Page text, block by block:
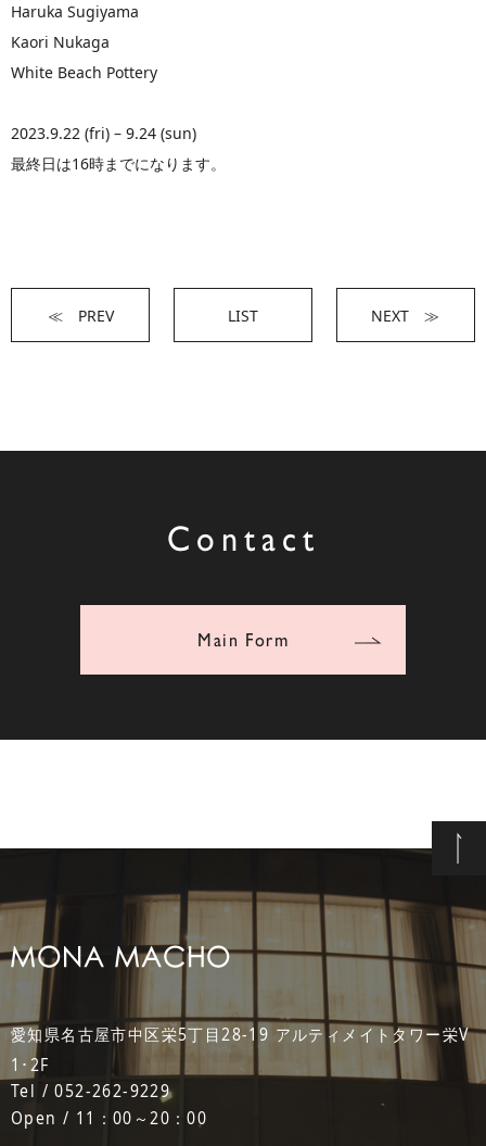
Haruka Sugiyama
Kaori Nukaga
White Beach Pottery
2023.9.22 (fri) – 9.24 (sun)
最終日は16時までになります。
≪ PREV LIST NEXT ≫
Contact
Main Form
愛知県名古屋市中区栄5丁目28-19 アルティメイトタワー栄V
1･2F
Tel / 052-262-9229
Open / 11：00～20：00